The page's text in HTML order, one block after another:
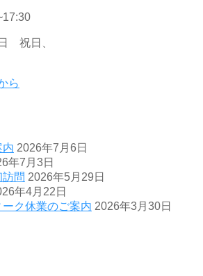
祝日、
内 2026年7月6日
年7月3日
問 2026年5月29日
年4月22日
ク休業のご案内 2026年3月30日